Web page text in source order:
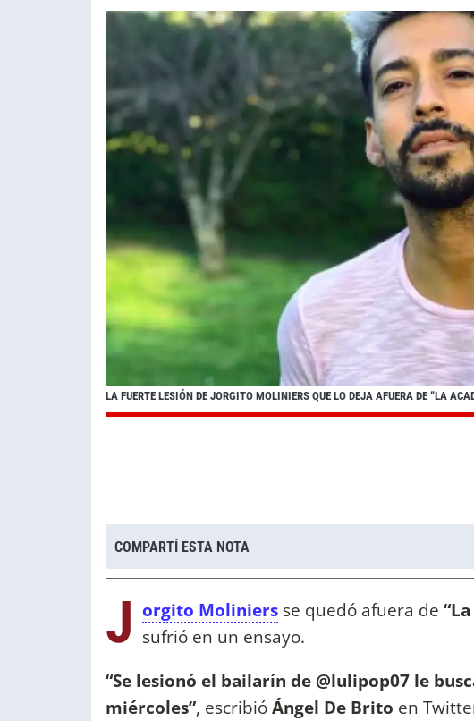
LA FUERTE LESIÓN DE JORGITO MOLINIERS QUE LO DEJA AFUERA DE “LA
COMPARTÍ ESTA NOTA
J orgito Moliniers se quedó afuera de
sufrió en un ensayo.
“Se lesionó el bailarín de @lulipop07 le
miércoles”, escribióÁngel De Brito en